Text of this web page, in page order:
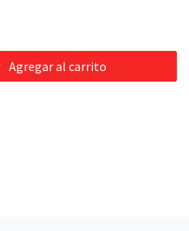
Agregar al carrito